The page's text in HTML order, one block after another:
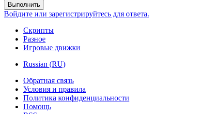
Выполнить
Войдите или зарегистрируйтесь для ответа.
Скрипты
Разное
Игровые движки
Russian (RU)
Обратная связь
Условия и правила
Политика конфиденциальности
Помощь